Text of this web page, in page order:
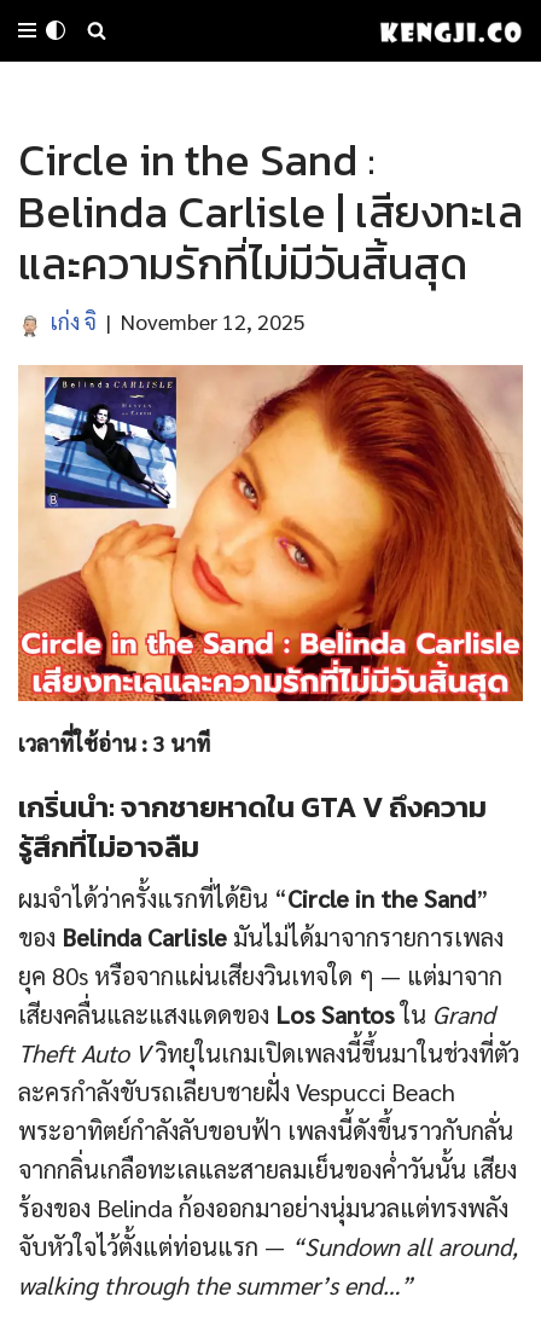
Skip
content
Circle in the Sand :
Belinda Carlisle | เสียงทะเล
และความรักที่ไม่มีวันสิ้นสุด
เก่ง จิ November 12, 2025
เวลาที่ใช้อ่าน : 3 นาที
เกริ่นนำ: จากชายหาดใน GTA V ถึงความ
รู้สึกที่ไม่อาจลืม
ผมจำได้ว่าครั้งแรกที่ได้ยิน “Circle in the Sand”
ของ Belinda Carlisle มันไม่ได้มาจากรายการเพลง
ยุค 80s หรือจากแผ่นเสียงวินเทจใด ๆ — แต่มาจาก
เสียงคลื่นและแสงแดดของ Los Santosใน Grand
Theft Auto Vวิทยุในเกมเปิดเพลงนี้ขึ้นมาในช่วงที่ตัว
ละครกำลังขับรถเลียบชายฝั่ง Vespucci Beach
พระอาทิตย์กำลังลับขอบฟ้า เพลงนี้ดังขึ้นราวกับกลั่น
จากกลิ่นเกลือทะเลและสายลมเย็นของค่ำวันนั้น เสียง
ร้องของ Belinda ก้องออกมาอย่างนุ่มนวลแต่ทรงพลัง
จับหัวใจไว้ตั้งแต่ท่อนแรก — “Sundown all around,
walking through the summer’s end…”